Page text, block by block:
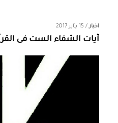
اخبار/ 15 يناير 2017
آيات الشفاء الست فى القرآن